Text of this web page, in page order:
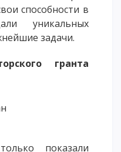
технологий
способности в
уникальных
задачи.
гранта
показали